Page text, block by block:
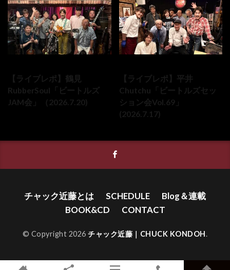
【ライブレポ】鶴見
RubberSoul「ビートルズ
JAM会」（2026.7.20)
【ライブレポ】平井
Chutchu「ビートルズセッ
ション会Vol.69」
(2026.7.17)
チャック近藤とは SCHEDULE
Blog＆連載
BOOK&CD
CONTACT
© Copyright 2026チャック近藤｜CHUCK KONDOH.